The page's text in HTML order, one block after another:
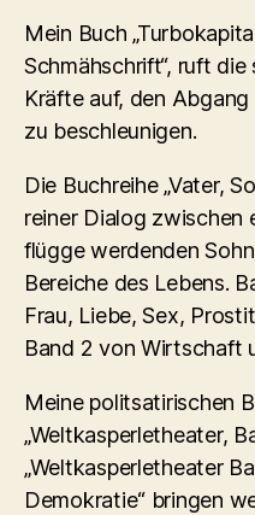
Mein Buch
Schmähschrift“, ruft
Kräfte auf, den
zu beschleunigen.
Die Buchreihe „Vater,
reiner Dialog zwischen
flügge werdenden
Bereiche des Lebens.
Frau, Liebe, Sex,
Band 2 von Wirtschaft
Meine politsatirischen
„Weltkasperletheater,
„Weltkasperletheater
Demokratie“ bringen